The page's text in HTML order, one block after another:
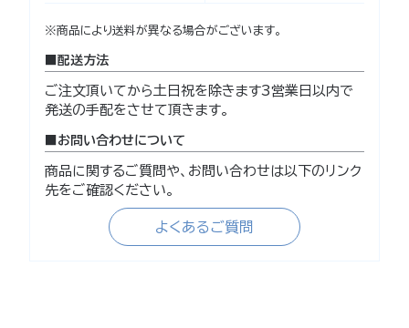
※商品により送料が異なる場合がございます。
配送方法
ご注文頂いてから土日祝を除きます3営業日以内で
発送の手配をさせて頂きます。
お問い合わせについて
商品に関するご質問や、お問い合わせは以下のリンク
先をご確認ください。
よくあるご質問